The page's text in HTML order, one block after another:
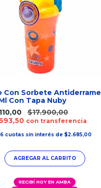
Con Sorbete Antiderrame
Con Tapa Nuby
$17.900,00
con transferencia
6 cuotas sin interés de $2.685,00
RECIBÍ HOY EN AMBA